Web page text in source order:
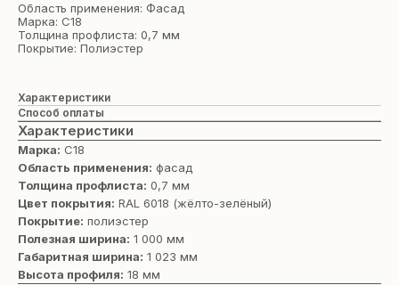
Область применения: Фасад
Марка: С18
Толщина профлиста: 0,7 мм
Покрытие: Полиэстер
Характеристики
Способ оплаты
Характеристики
Марка: С18
Область применения: фасад
Толщина профлиста: 0,7 мм
Цвет покрытия: RAL 6018 (жёлто-зелёный)
Покрытие: полиэстер
Полезная ширина: 1 000 мм
Габаритная ширина: 1 023 мм
Высота профиля: 18 мм